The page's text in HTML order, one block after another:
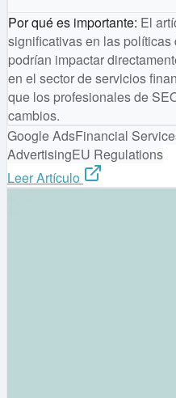
Por qué es importante: El
significativas en las
podrían impactar
en el sector de servicios
que los profesionales de
cambios.
Google AdsFinancial
AdvertisingEU Regulations
Leer Artículo